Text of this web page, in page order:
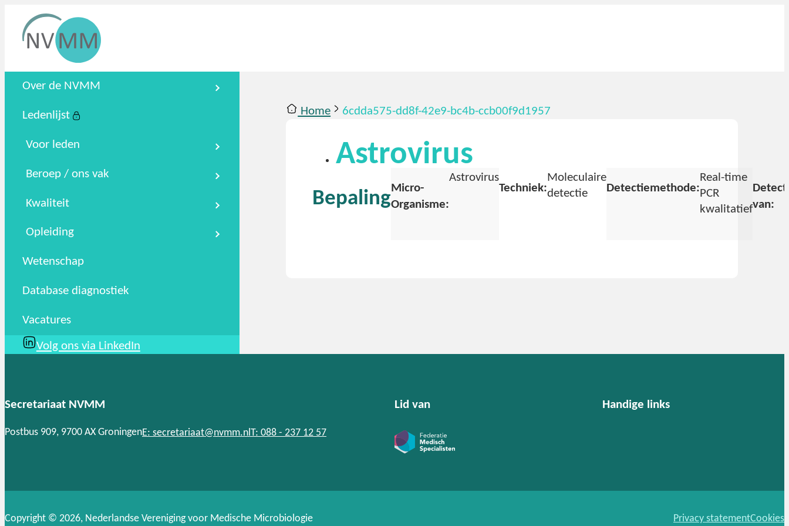
Nederlandse Vereniging voor
Over de NVMM
Ledenlijst
Voor leden
Beroep / ons vak
Kwaliteit
Opleiding
Wetenschap
Database diagnostiek
Vacatures
Volg ons via LinkedIn
Home 6cdda575-dd8f-42e9-bc4b-ccb00f9d1957
Astrovirus
BepalingMicro-
Organisme:
Astrovirus
Techniek:
Moleculaire
detectie
Detectiemethode:
Real-time
PCR
kwalitatiefvan:
Secretariaat NVMM
Postbus 909, 9700 AX GroningenE: secretariaat@nvmm.nl T: 088 - 237 12 57
Lid van Handige links
Copyright © 2026, Nederlandse Vereniging voor Medische Microbiologie Privacy statementCookies